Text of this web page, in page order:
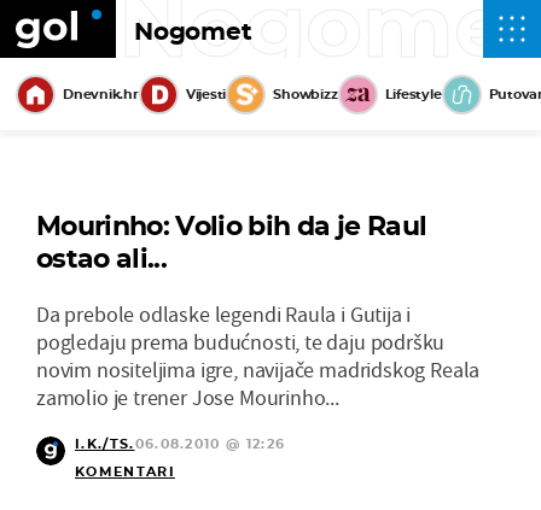
Nogomet
Dnevnik.hr Vijesti Showbizz Lifestyle
Mourinho: Volio bih da je Raul
ostao ali...
Da prebole odlaske legendi Raula i Gutija i
pogledaju prema budućnosti, te daju podršku
novim nositeljima igre, navijače madridskog Reala
zamolio je trener Jose Mourinho...
I.K./TS.06.08.2010 @ 12:26
KOMENTARI